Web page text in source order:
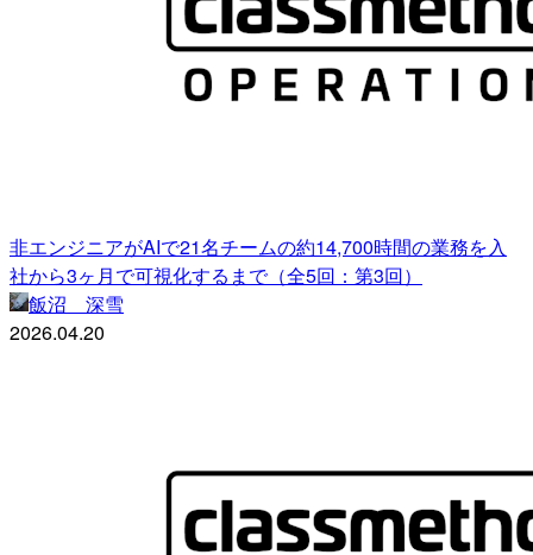
非エンジニアがAIで21名チームの約14,700時間の業務を入
社から3ヶ月で可視化するまで（全5回：第3回）
飯沼 深雪
2026.04.20